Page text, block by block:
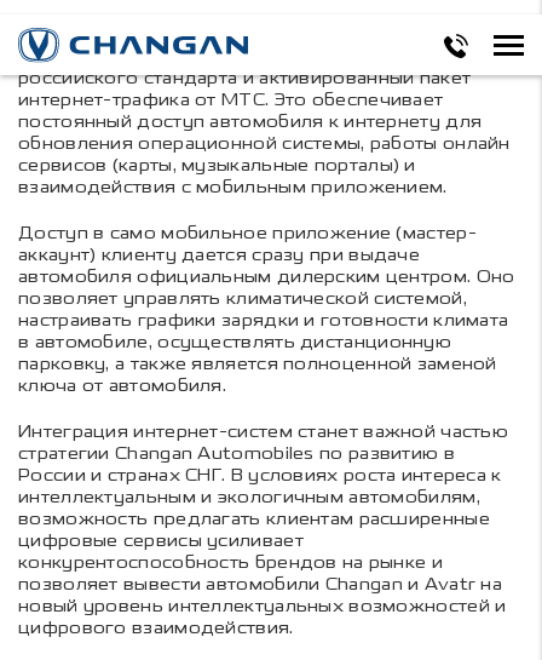
Уже сейчас каждый официально поставляемый в
Россию AVATR имеет штатный блок e-sim
российского стандарта и активированный пакет
интернет-трафика от МТС. Это обеспечивает
постоянный доступ автомобиля к интернету для
обновления операционной системы, работы онлайн
сервисов (карты, музыкальные порталы) и
взаимодействия с мобильным приложением.
Доступ в само мобильное приложение (мастер-
аккаунт) клиенту дается сразу при выдаче
автомобиля официальным дилерским центром. Оно
позволяет управлять климатической системой,
настраивать графики зарядки и готовности климата
в автомобиле, осуществлять дистанционную
парковку, а также является полноценной заменой
ключа от автомобиля.
Интеграция интернет-систем станет важной частью
стратегии Changan Automobiles по развитию в
России и странах СНГ. В условиях роста интереса к
интеллектуальным и экологичным автомобилям,
возможность предлагать клиентам расширенные
цифровые сервисы усиливает
конкурентоспособность брендов на рынке и
позволяет вывести автомобили Changan и Avatr на
новый уровень интеллектуальных возможностей и
цифрового взаимодействия.